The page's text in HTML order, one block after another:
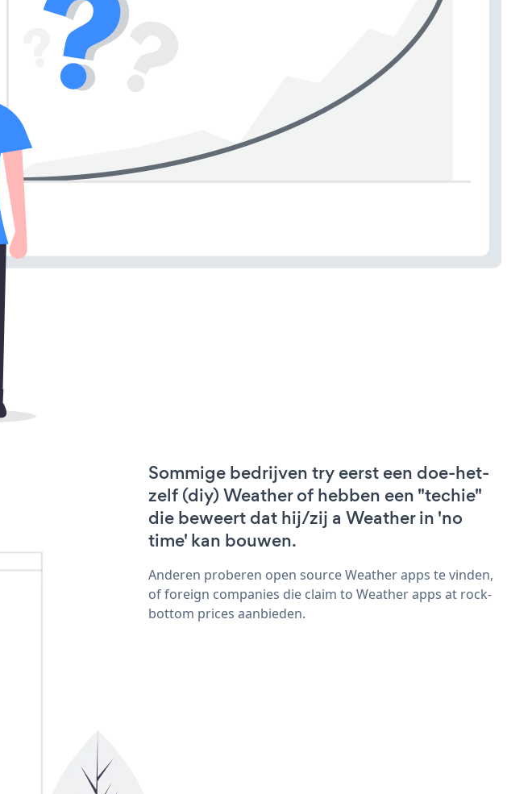
Sommige bedrijven try eerst een doe-het-
zelf (diy) Weather of hebben een "techie"
die beweert dat hij/zij a Weather in 'no
time' kan bouwen.
Anderen proberen open source Weather apps te vinden,
of foreign companies die claim to Weather apps at rock-
bottom prices aanbieden.